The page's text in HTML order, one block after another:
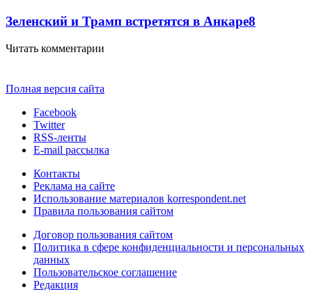
Зеленский и Трамп встретятся в Анкаре8
Читать комментарии
Полная версия сайта
Facebook
Twitter
RSS-ленты
E-mail рассылка
Контакты
Реклама на сайте
Использование материалов korrespondent.net
Правила пользования сайтом
Договор пользования сайтом
Политика в сфере конфиденциальности и персональных
данных
Пользовательское соглашение
Редакция